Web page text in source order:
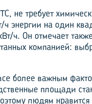
не требует
энергии на один
ч. Он отмечает
компанией:
более важным
площади
людям нравится